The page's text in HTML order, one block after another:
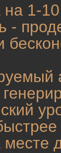
на 1-
-